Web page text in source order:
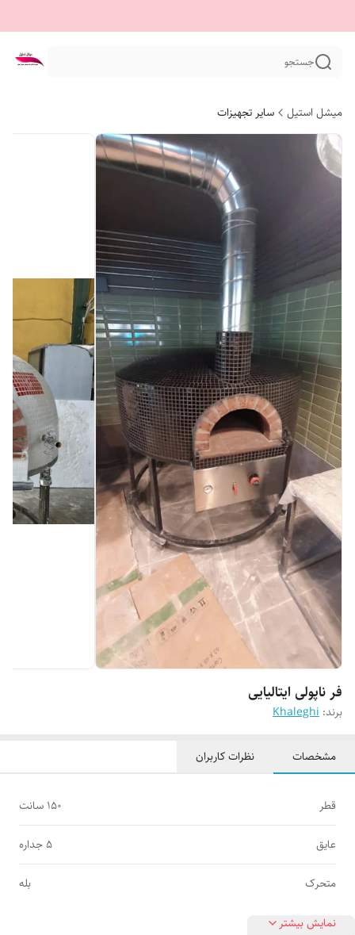
جستجو
میشل استیل سایر تجهیزات
فر ناپولی ایتالیایی
برند: Khaleghi
مشخصات نظرات کاربران
قطر ۱۵۰ سانت
عایق ۵ جداره
متحرک بله
نمایش بیشتر